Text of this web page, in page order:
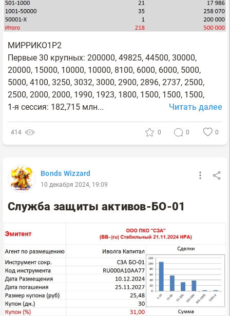
МИРРИКО1P2
Первые 30 крупных: 200000, 49825, 44500, 30000,
20000, 15000, 10000, 10000, 8100, 6000, 6000, 5000,
5000, 4100, 3250, 3032, 3000, 2900, 2896, 2737, 2500,
2500, 2000, 2000, 1990, 1923, 1800, 1500, 1500, 1500,
1-я сессия: 182,715 млн...
Читать далее
414 0 0 0
Bonds Wizzard
10 декабря 2024, 19:09
Служба защиты активов-БО-01